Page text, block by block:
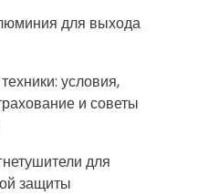
для выхода
условия,
и советы
для
защиты